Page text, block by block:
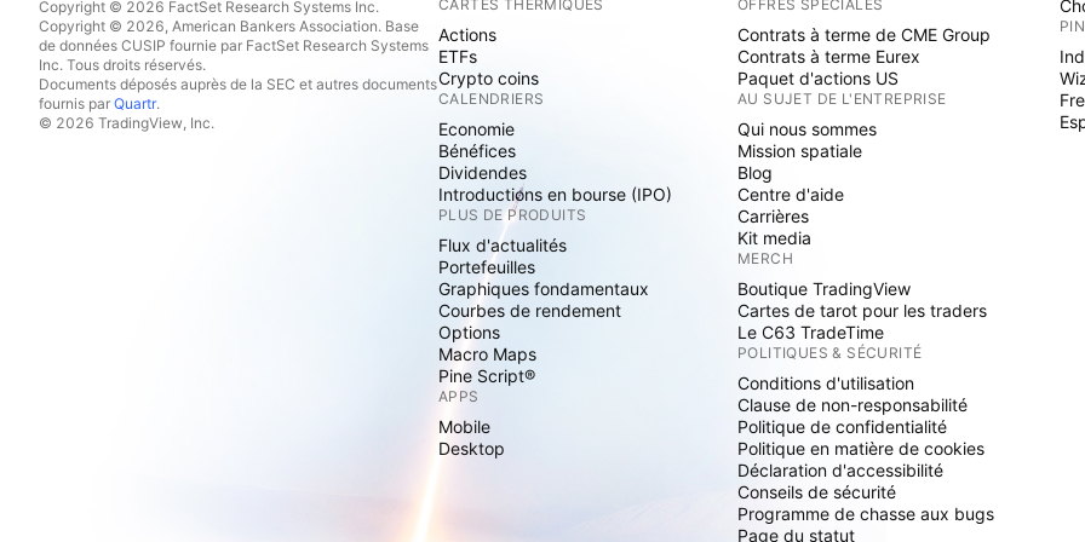
Copyright © 2026 FactSet Research Systems Inc.
Copyright © 2026, American Bankers Association. Base
de données CUSIP fournie par FactSet Research Systems
Inc. Tous droits réservés.
Documents déposés auprès de la SEC et autres documents
fournis par Quartr.
© 2026 TradingView, Inc.
CARTES THERMIQUES
Actions
ETFs
Crypto coins
CALENDRIERS
Economie
Bénéfices
Dividendes
Introductions en bourse (IPO)
PLUS DE PRODUITS
Flux d'actualités
Portefeuilles
Graphiques fondamentaux
Courbes de rendement
Options
Macro Maps
Pine Script®
APPS
Mobile
Desktop
OFFRES SPÉCIALES
Contrats à terme de CME Group
Contrats à terme Eurex
Paquet d'actions US
AU SUJET DE L'ENTREPRISE
Qui nous sommes
Mission spatiale
Blog
Centre d'aide
Carrières
Kit media
MERCH
Boutique TradingView
Cartes de tarot pour les traders
Le C63 TradeTime
POLITIQUES & SÉCURITÉ
Conditions d'utilisation
Clause de non-responsabilité
Politique de confidentialité
Politique en matière de cookies
Déclaration d'accessibilité
Conseils de sécurité
Programme de chasse aux bugs
Page du statut